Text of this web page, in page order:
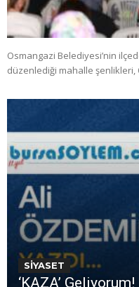
Osmangazi Belediyesi’nin
düzenlediği mahalle
SİYASET
‘KAZA’ Geliyorum!